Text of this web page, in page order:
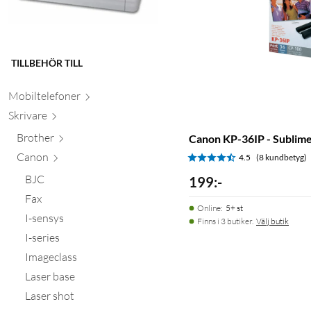
TILLBEHÖR TILL
Mobiltelefoner
Skrivare
Brother
Canon
BJC
Fax
I-sensys
I-series
Imageclass
Laser base
Laser shot
Canon KP-36IP -
4.5 (8 kundbetyg)
199:-
Online: 5+ st
Finns i 3 butiker. Välj butik